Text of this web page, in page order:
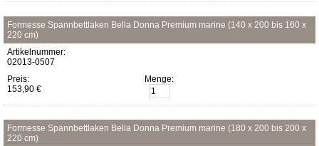
Formesse Spannbettlaken Bella Donna Premium marine (140 x 200 bis 160 x
220 cm)
Artikelnummer:
02013-0507
Preis:
153,90 €
Menge:
Formesse Spannbettlaken Bella Donna Premium marine (180 x 200 bis 200 x
220 cm)